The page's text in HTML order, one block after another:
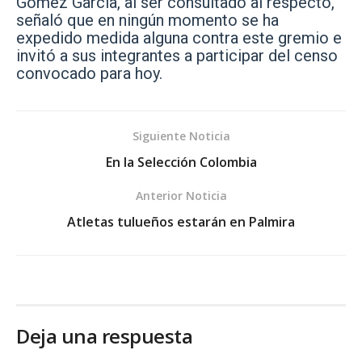
señaló que en ningún momento se ha
expedido medida alguna contra este gremio e
invitó a sus integrantes a participar del censo
convocado para hoy.
Siguiente Noticia
En la Selección Colombia
Anterior Noticia
Atletas tulueños estarán en Palmira
Deja una respuesta